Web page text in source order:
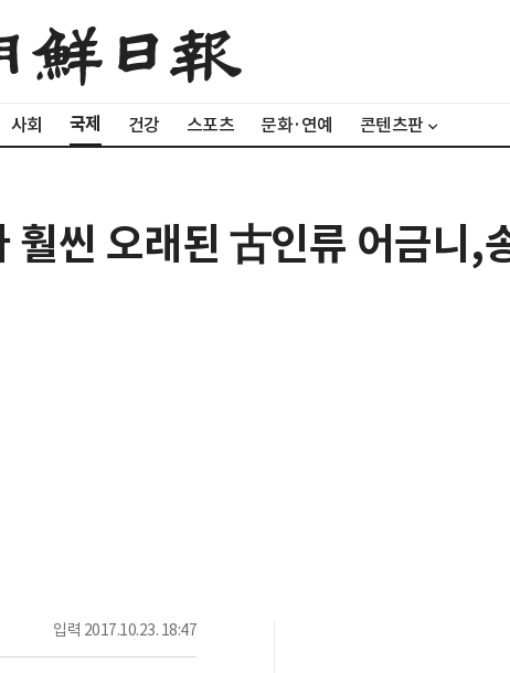
사회 국제 건강 스포츠 문화·연예 콘텐츠판
씬 오래된 古인류 어금니,
입력 2017.10.23. 18:47